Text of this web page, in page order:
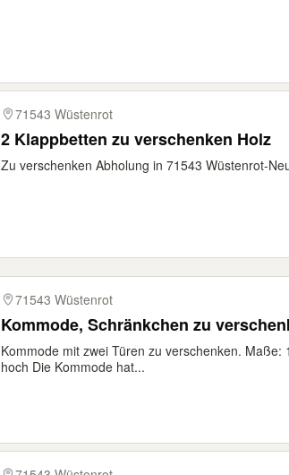
71543 Wüstenrot
2 Klappbetten zu verschenken Holz
Zu verschenken Abholung in 71543 Wüstenrot-
71543 Wüstenrot
Kommode, Schränkchen zu
Kommode mit zwei Türen zu verschenken. Maße:
hoch Die Kommode hat...